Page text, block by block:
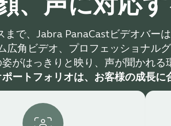
で、Jabra PanaCastビデオバー
角ビデオ、プロフェッショナル
がはっきりと映り、声が聞かれる
ートフォリオは、お客様の成長に